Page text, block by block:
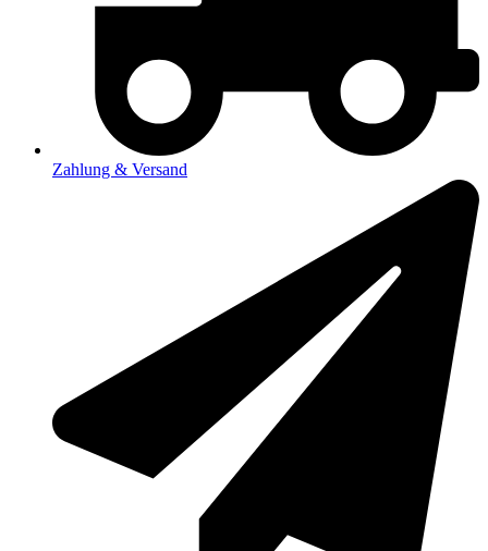
Zahlung & Versand